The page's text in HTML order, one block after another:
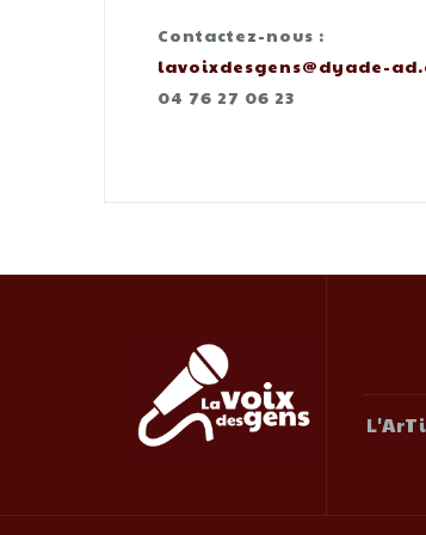
Contactez-nous :
lavoixdesgens@dyade-
04 76 27 06 23